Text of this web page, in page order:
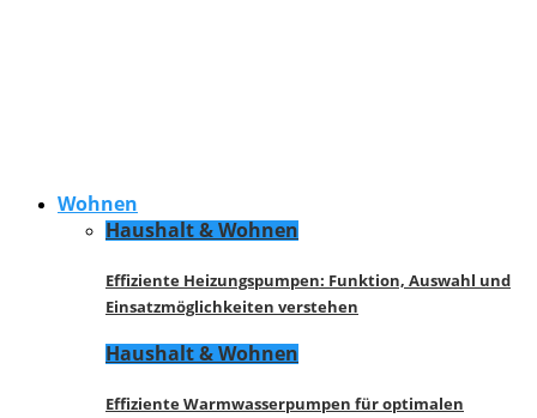
Wohnen
Haushalt & Wohnen
Effiziente Heizungspumpen: Funktion, Auswahl und
Einsatzmöglichkeiten verstehen
Haushalt & Wohnen
Effiziente Warmwasserpumpen für optimalen